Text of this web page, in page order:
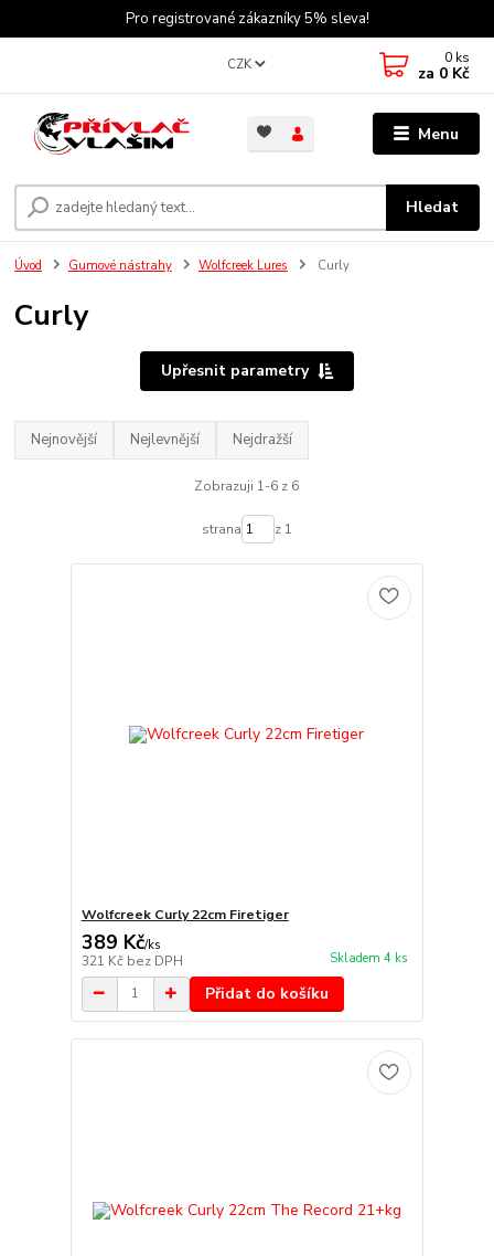
Pro registrované zákazníky 5% sleva!
Menu
CZK
Hledat
0 ks
za 0 Kč
Úvod Gumové nástrahy Wolfcreek Lures Curly
Curly
Upřesnit parametry
Nejnovější Nejlevnější Nejdražší
Zobrazuji 1-6 z 6
strana z 1
Wolfcreek Curly 22cm Firetiger
389 Kč/ks
321 Kč bez DPH Skladem 4 ks
Přidat do košíku